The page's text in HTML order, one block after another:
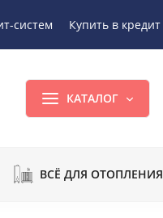
систем Купить в кредит
КАТАЛОГ
ВСЁ ДЛЯ ОТОПЛЕНИЯ